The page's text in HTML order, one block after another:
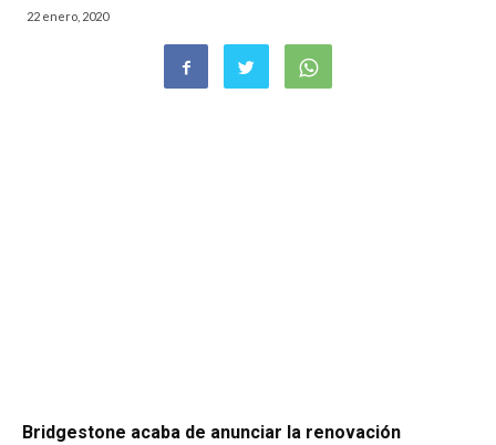
22 enero, 2020
Bridgestone acaba de anunciar la renovación